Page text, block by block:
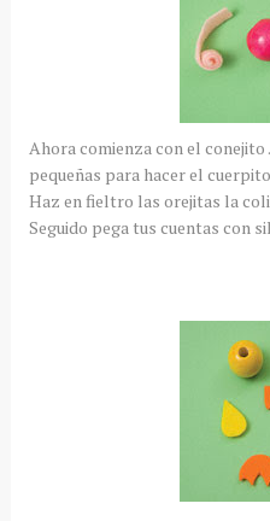
Ahora comienza con el conejito
pequeñas para hacer el
Haz en fieltro las orejitas la
Seguido pega tus cuentas con